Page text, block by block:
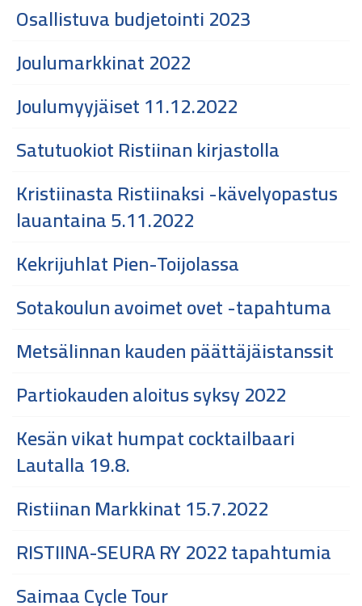
Osallistuva budjetointi 2023
Joulumarkkinat 2022
Joulumyyjäiset 11.12.2022
Satutuokiot Ristiinan kirjastolla
Kristiinasta Ristiinaksi -kävelyopastus
lauantaina 5.11.2022
Kekrijuhlat Pien-Toijolassa
Sotakoulun avoimet ovet -tapahtuma
Metsälinnan kauden päättäjäistanssit
Partiokauden aloitus syksy 2022
Kesän vikat humpat cocktailbaari
Lautalla 19.8.
Ristiinan Markkinat 15.7.2022
RISTIINA-SEURA RY 2022 tapahtumia
Saimaa Cycle Tour